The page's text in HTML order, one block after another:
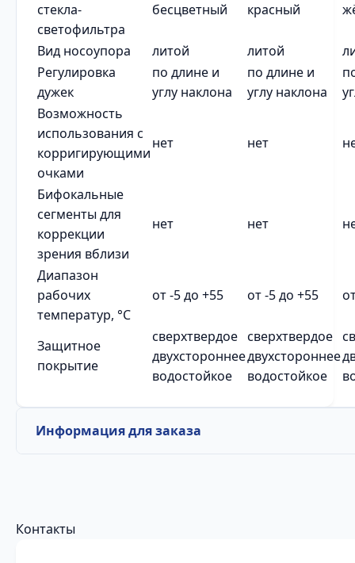
стекла-
светофильтра
бесцветный красный
Вид носоупора литой литой
Регулировка
дужек
по длине и
углу наклона
по длине и
углу наклона
Возможность
использования с
корригирующими
очками
нет нет
Бифокальные
сегменты для
коррекции
зрения вблизи
нет нет
Диапазон
рабочих
температур, °C
от -5 до +55 от -5 до +55
Защитное
покрытие
сверхтвердое
двухстороннее
водостойкое
сверхтвердое
двухстороннее
водостойкое
Информация для заказа
Контакты